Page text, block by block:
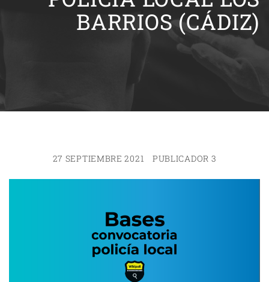
BARRIOS (CÁDIZ)
27 SEPTIEMBRE 2021 PUBLICADOR 3